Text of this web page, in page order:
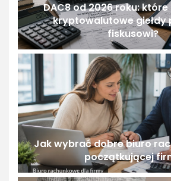
DAC8 od 2026 roku:
kryptowalutowe giełdy
fiskusowi?
Jak wybrać dobre biuro
początkującej